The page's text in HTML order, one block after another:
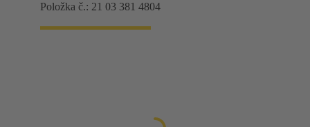
Položka č.: 21 03 381 4804